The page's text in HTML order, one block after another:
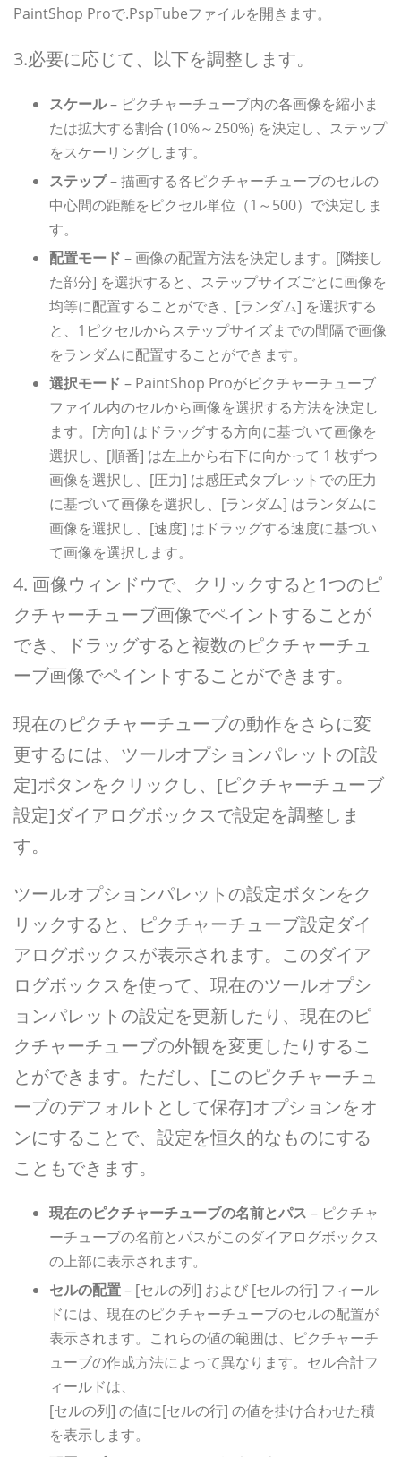
PaintShop Proで.PspTubeファイルを開きます。
3.必要に応じて、以下を調整します。
スケール– ピクチャーチューブ内の各画像を縮小ま
たは拡大する割合 (10%～250%) を決定し、ステップ
をスケーリングします。
ステップ– 描画する各ピクチャーチューブのセルの
中心間の距離をピクセル単位（1～500）で決定しま
す。
配置モード – 画像の配置方法を決定します。[隣接し
た部分] を選択すると、ステップサイズごとに画像を
均等に配置することができ、[ランダム] を選択する
と、1ピクセルからステップサイズまでの間隔で画像
をランダムに配置することができます。
選択モード – PaintShop Proがピクチャーチューブ
ファイル内のセルから画像を選択する方法を決定し
ます。[方向] はドラッグする方向に基づいて画像を
選択し、[順番] は左上から右下に向かって 1 枚ずつ
画像を選択し、[圧力] は感圧式タブレットでの圧力
に基づいて画像を選択し、[ランダム] はランダムに
画像を選択し、[速度] はドラッグする速度に基づい
て画像を選択します。
4. 画像ウィンドウで、クリックすると1つのピ
クチャーチューブ画像でペイントすることが
でき、ドラッグすると複数のピクチャーチュ
ーブ画像でペイントすることができます。
現在のピクチャーチューブの動作をさらに変
更するには、ツールオプションパレットの[設
定]ボタンをクリックし、[ピクチャーチューブ
設定]ダイアログボックスで設定を調整しま
す。
ツールオプションパレットの設定ボタンをク
リックすると、ピクチャーチューブ設定ダイ
アログボックスが表示されます。このダイア
ログボックスを使って、現在のツールオプシ
ョンパレットの設定を更新したり、現在のピ
クチャーチューブの外観を変更したりするこ
とができます。ただし、[このピクチャーチュ
ーブのデフォルトとして保存]オプションをオ
ンにすることで、設定を恒久的なものにする
こともできます。
現在のピクチャーチューブの名前とパス – ピクチャ
ーチューブの名前とパスがこのダイアログボックス
の上部に表示されます。
セルの配置– [セルの列] および [セルの行] フィール
ドには、現在のピクチャーチューブのセルの配置が
表示されます。これらの値の範囲は、ピクチャーチ
ューブの作成方法によって異なります。セル合計フ
ィールドは、
[セルの列] の値に[セルの行] の値を掛け合わせた積
を表示します。